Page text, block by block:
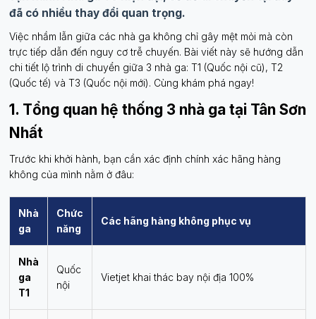
đã có nhiều thay đổi quan trọng.
Việc nhầm lẫn giữa các nhà ga không chỉ gây mệt mỏi mà còn
trực tiếp dẫn đến nguy cơ trễ chuyến. Bài viết này sẽ hướng dẫn
chi tiết lộ trình di chuyển giữa 3 nhà ga: T1 (Quốc nội cũ), T2
(Quốc tế) và T3 (Quốc nội mới). Cùng khám phá ngay!
1. Tổng quan hệ thống 3 nhà ga tại Tân Sơn
Nhất
Trước khi khởi hành, bạn cần xác định chính xác hãng hàng
không của mình nằm ở đâu:
Nhà
ga
Chức
năng
Các hãng hàng không phục vụ
Nhà
ga
T1
Quốc
nội
Vietjet khai thác bay nội địa 100%